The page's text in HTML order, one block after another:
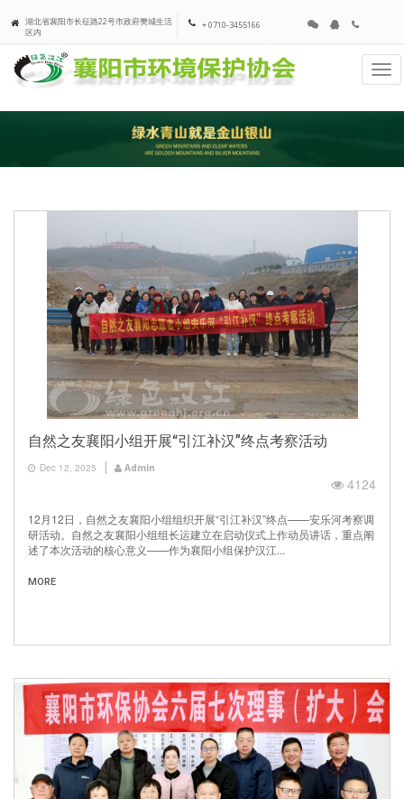
湖北省襄阳市长征路22号市政府樊城生活
区内
+ 0710-3455166
自然之友襄阳小组开展“引江补汉”终点考察活动
Dec 12, 2025 Admin
4124
12月12日，自然之友襄阳小组组织开展“引江补汉”终点——安乐河考察调
研活动。自然之友襄阳小组组长运建立在启动仪式上作动员讲话，重点阐
述了本次活动的核心意义——作为襄阳小组保护汉江...
MORE